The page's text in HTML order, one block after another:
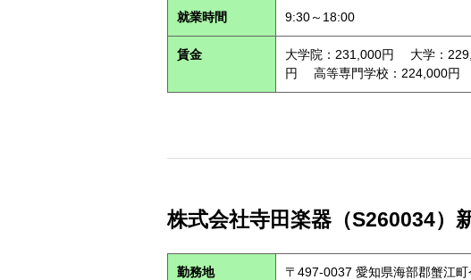
就業時間 9:30～18:00
賃金
大学院：231,000円 大学：
円 高等専門学校：224,000円
株式会社寺田楽器（S260034）
勤務地 〒497-0037 愛知県海部郡蟹江